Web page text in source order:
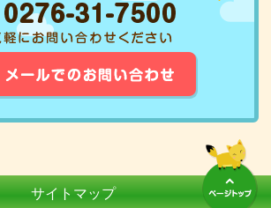
サイトマップ